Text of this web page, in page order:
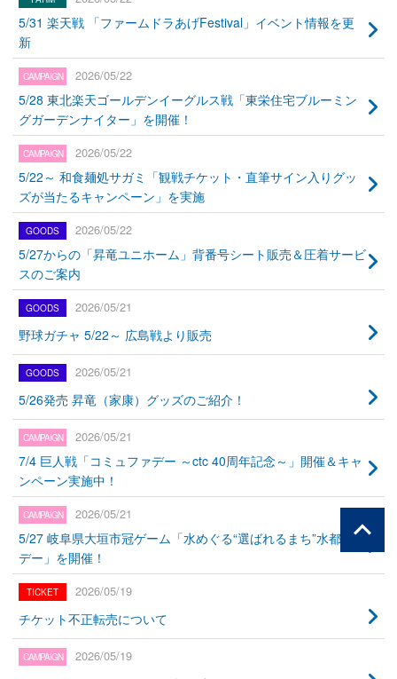
5/31 楽天戦 「ファームドラあげFestival」イベント情報を更
新
2026/05/22
5/28 東北楽天ゴールデンイーグルス戦「東栄住宅ブルーミン
グガーデンナイター」を開催！
2026/05/22
5/22～ 和食麺処サガミ「観戦チケット・直筆サイン入りグッ
ズが当たるキャンペーン」を実施
2026/05/22
5/27からの「昇竜ユニホーム」背番号シート販売＆圧着サービ
スのご案内
2026/05/21
野球ガチャ 5/22～ 広島戦より販売
2026/05/21
5/26発売 昇竜（家康）グッズのご紹介！
2026/05/21
7/4 巨人戦「コミュファデー ～ctc 40周年記念～」開催＆キャ
ンペーン実施中！
2026/05/21
5/27 岐阜県大垣市冠ゲーム「水めぐる“選ばれるまち”水都大垣
デー」を開催！
2026/05/19
チケット不正転売について
2026/05/19